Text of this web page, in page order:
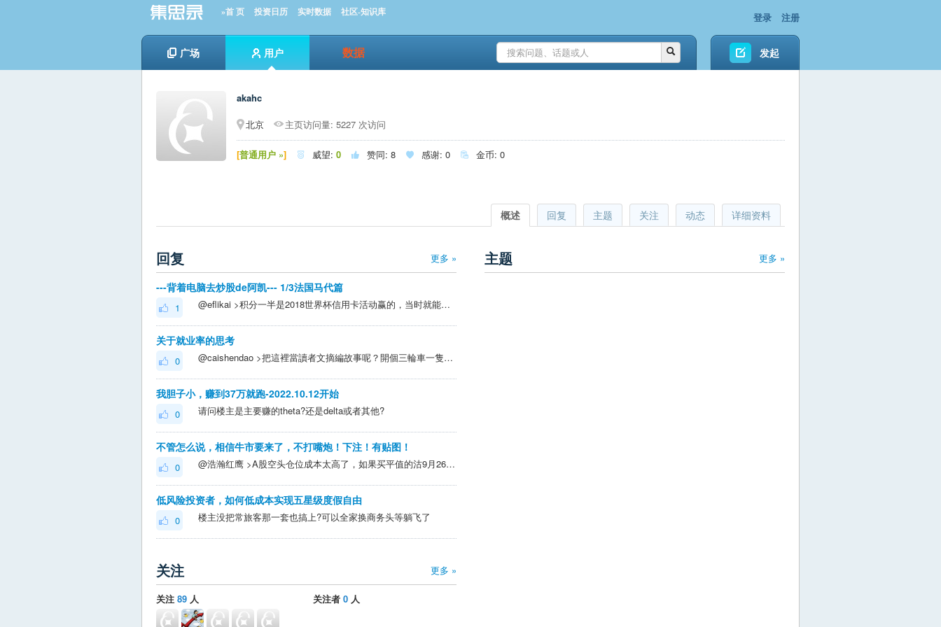
»首 页 投资日历 实时数据 社区-知识库 登录 注册
广场 用户 数据 发起
akahc
北京
主页访问量: 5227 次访问
[普通用户 »]  威望: 0  赞同: 8  感谢: 0  金币: 0
详细资料
动态
关注
主题
回复
概述
更多 »
回复
---背着电脑去炒股de阿凯--- 1/3法国马代篇
1 @eflikai >积分一半是2018世界杯信用卡活动赢的，当时就能换一套最贵的往返法国双人往返国泰头等舱，价值24万。后来没换，就一直慢慢又攒到现在兑了这个。 之前国航换国泰欧洲头等还活着的时候换过一张苏黎世的，昨天出了张星盟环球票，全部商务其中有段...
关于就业率的思考
0 @caishendao >把這裡當讀者文摘編故事呢？開個三輪車一隻眼，聽力也不行， 問題來了、他的駕照怎麼來的， 即時當時眼睛 耳朵都沒問題身體體檢過了，換證體檢又怎麼混過去的…..你不會不知道送快遞電動車三輪車也是需要相關的駕照吧 一只眼视力正常可以...
我胆子小，赚到37万就跑-2022.10.12开始
0 请问楼主是主要赚的theta?还是delta或者其他?
不管怎么说，相信牛市要来了，不打嘴炮！下注！有贴图！
0 @浩瀚红鹰 >A股空头仓位成本太高了，如果买平值的沽9月2650，现价是0.059元，69张期货对应2070张，成本是122万元。相当于正股到9月25日，如果仍然在2.65元以上，这122万就归零了，平均每天损失2万元。这个成本太高了，头痛。层主有没有低...
低风险投资者，如何低成本实现五星级度假自由
0 楼主没把常旅客那一套也搞上?可以全家换商务头等躺飞了
更多 »
主题
更多 »
关注
关注 89 人 关注者 0 人